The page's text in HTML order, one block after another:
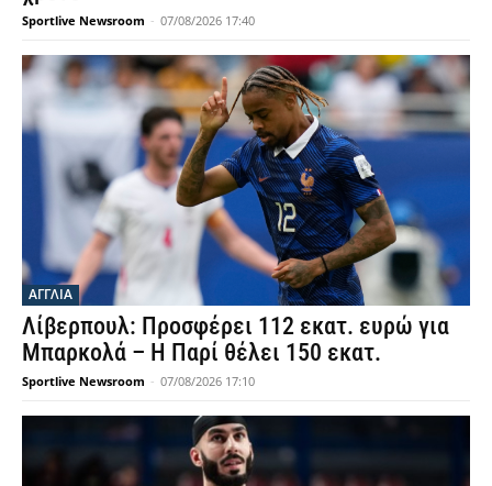
Sportlive Newsroom - 07/08/2026 17:40
ΑΓΓΛΙΑ
Λίβερπουλ: Προσφέρει 112 εκατ. ευρώ για
Μπαρκολά – Η Παρί θέλει 150 εκατ.
Sportlive Newsroom - 07/08/2026 17:10